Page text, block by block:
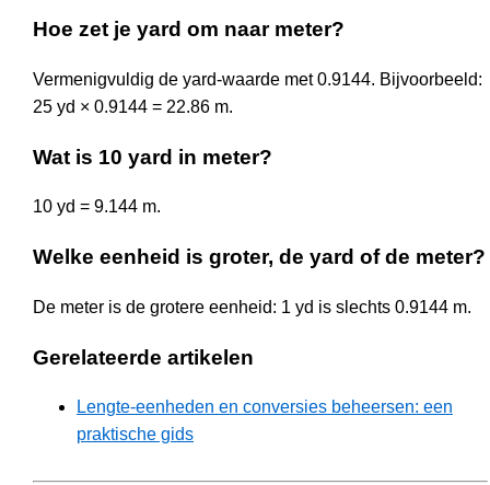
Hoe zet je yard om naar meter?
Vermenigvuldig de yard-waarde met 0.9144. Bijvoorbeeld:
25 yd × 0.9144 = 22.86 m.
Wat is 10 yard in meter?
10 yd = 9.144 m.
Welke eenheid is groter, de yard of de meter?
De meter is de grotere eenheid: 1 yd is slechts 0.9144 m.
Gerelateerde artikelen
Lengte-eenheden en conversies beheersen: een
praktische gids